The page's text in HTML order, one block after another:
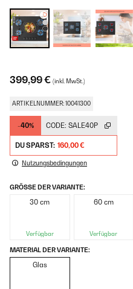
399,99 € (inkl. MwSt.)
ARTIKELNUMMER: 10041300
-40% CODE: SALE40P
DU SPARST: 160,00 €
Nutzungsbedingungen
GRÖSSE DER VARIANTE:
30 cm
Verfügbar
60 cm
Verfügbar
MATERIAL DER VARIANTE:
Glas